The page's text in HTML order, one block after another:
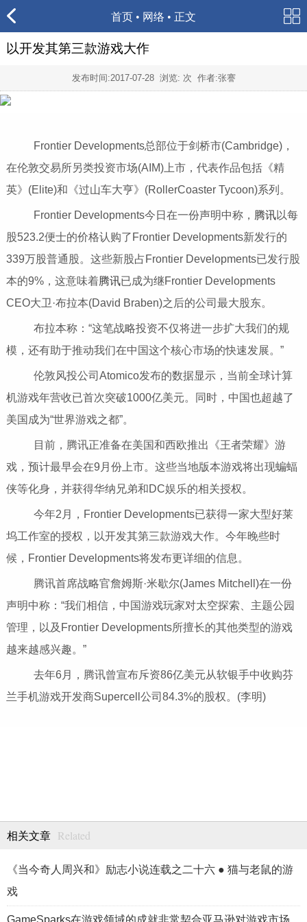
首页 • 网络 • 正文
以开发其第三款游戏大作
发布时间:2017-07-28浏览: 次 作者:张謇
Frontier Developments总部位于剑桥市(Cambridge)，
在伦敦交易所另类投资市场(AIM)上市，代表作品包括《精
英》(Elite)和《过山车大亨》(RollerCoaster Tycoon)系列。
Frontier Developments今日在一份声明中称， 腾讯以每
股523.2便士的价格认购了Frontier Developments新发行的
339万股普通股。这些新股占Frontier Developments已发行股
本的9%，这意味着腾讯已成为继Frontier Developments
CEO大卫·布拉本(David Braben)之后的公司最大股东。
布拉本称：“这笔战略投资不仅将进一步扩大我们的规
模，还有助于推动我们在中国这个核心市场的快速发展。”
伦敦风投公司Atomico发布的数据显示，当前全球计算
机游戏年营收已首次突破1000亿美元。同时，中国也超越了
美国成为“世界游戏之都”。
目前，腾讯正准备在美国和西欧推出《王者荣耀》游
戏，预计最早会在9月份上市。这些当地版本游戏将出现蝙蝠
侠等化身，并获得华纳兄弟和DC娱乐的相关授权。
今年2月，Frontier Developments已获得一家大型好莱
坞工作室的授权，以开发其第三款游戏大作。今年晚些时
候，Frontier Developments将发布更详细的信息。
腾讯首席战略官詹姆斯·米歇尔(James Mitchell)在一份
声明中称：“我们相信，中国游戏玩家对太空探索、主题公园
管理，以及Frontier Developments所擅长的其他类型的游戏
越来越感兴趣。”
去年6月，腾讯曾宣布斥资86亿美元从软银手中收购芬
兰手机游戏开发商Supercell公司84.3%的股权。(李明)
相关文章 Related
《当今奇人周兴和》励志小说连载之二十六 ● 猫与老鼠的游
戏
GameSparks在游戏领域的成就非常契合亚马逊对游戏市场